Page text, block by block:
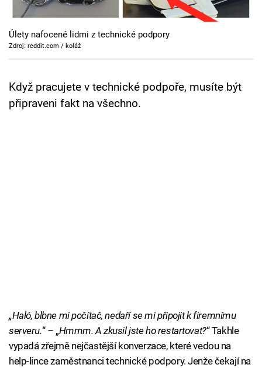
Cool Esport
Pořady
Sledujte prima+
Úlety nafocené lidmi z technické podpory
Zdroj: reddit.com / koláž
Když pracujete v technické podpoře, musíte být
připraveni fakt na všechno.
„Haló, blbne mi počítač, nedaří se mi připojit k firemnímu
serveru.“– „Hmmm. A zkusil jste ho restartovat?“ Takhle
vypadá zřejmě nejčastější konverzace, které vedou na
help-lince zaměstnanci technické podpory. Jenže čekají na